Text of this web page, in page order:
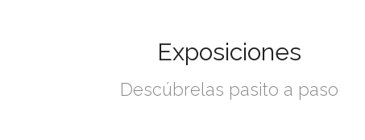
Exposiciones
Descúbrelas pasito a paso